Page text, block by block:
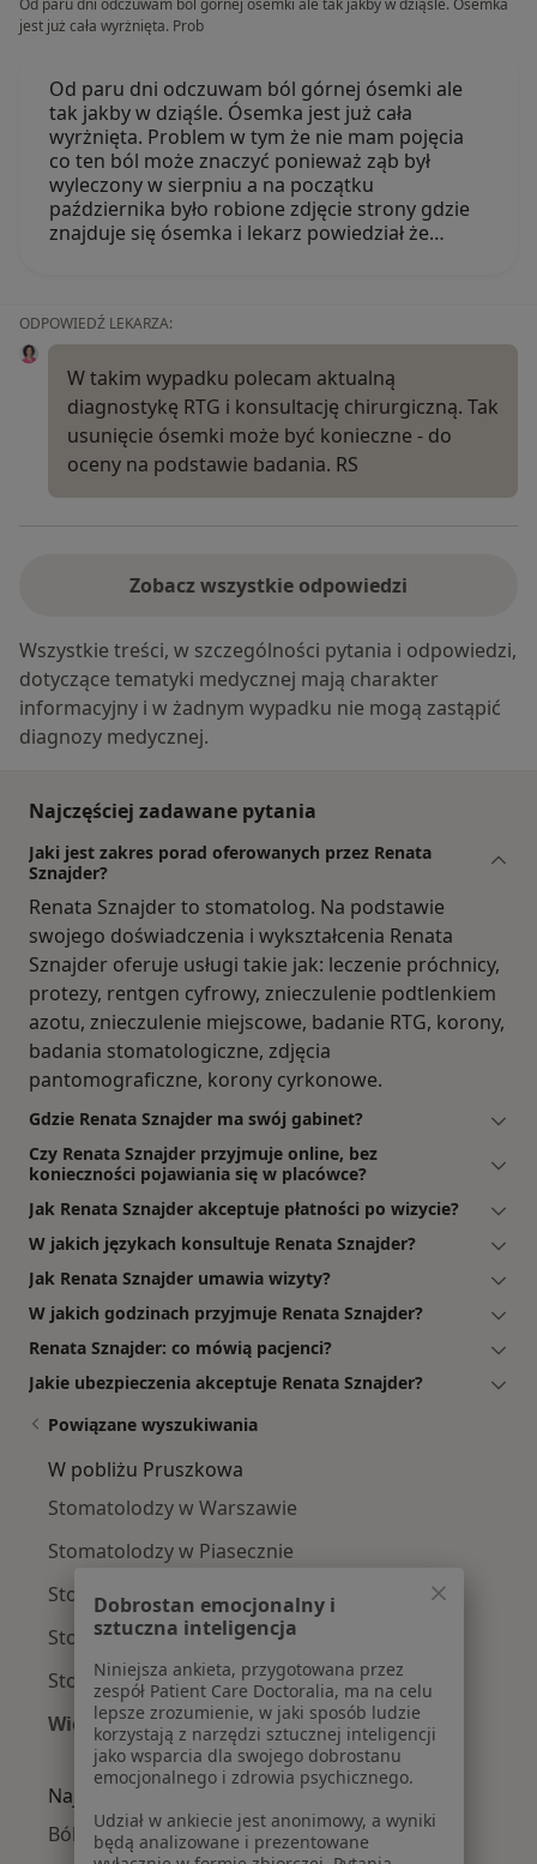
jest już cała wyrżnięta. Prob
Od paru dni odczuwam ból górnej ósemki ale
tak jakby w dziąśle. Ósemka jest już cała
wyrżnięta. Problem w tym że nie mam pojęcia
co ten ból może znaczyć ponieważ ząb był
wyleczony w sierpniu a na początku
października było robione zdjęcie strony gdzie
znajduje się ósemka i lekarz powiedział że…
ODPOWIEDŹ LEKARZA:
W takim wypadku polecam aktualną
diagnostykę RTG i konsultację chirurgiczną. Tak
usunięcie ósemki może być konieczne - do
oceny na podstawie badania. RS
Zobacz wszystkie odpowiedzi
Wszystkie treści, w szczególności pytania i odpowiedzi,
dotyczące tematyki medycznej mają charakter
informacyjny i w żadnym wypadku nie mogą zastąpić
diagnozy medycznej.
Najczęściej zadawane pytania
Jaki jest zakres porad oferowanych przez Renata
Sznajder?
Renata Sznajder to stomatolog. Na podstawie
swojego doświadczenia i wykształcenia Renata
Sznajder oferuje usługi takie jak: leczenie próchnicy,
protezy, rentgen cyfrowy, znieczulenie podtlenkiem
azotu, znieczulenie miejscowe, badanie RTG, korony,
badania stomatologiczne, zdjęcia
pantomograficzne, korony cyrkonowe.
Gdzie Renata Sznajder ma swój gabinet?
Czy Renata Sznajder przyjmuje online, bez
konieczności pojawiania się w placówce?
Jak Renata Sznajder akceptuje płatności po wizycie?
W jakich językach konsultuje Renata Sznajder?
Jak Renata Sznajder umawia wizyty?
W jakich godzinach przyjmuje Renata Sznajder?
Renata Sznajder: co mówią pacjenci?
Jakie ubezpieczenia akceptuje Renata Sznajder?
Powiązane wyszukiwania
W pobliżu Pruszkowa
Stomatolodzy w Warszawie
Stomatolodzy w Piasecznie
Stomatolodzy w Legionowie
Stomatolodzy w Mińsku Mazowieckim
Stomatolodzy w Markach
Więcej (14)
Więcej w kategorii: W pobliżu Pruszkowa
Najczęście leczone choroby
Ból zęba w Pruszkowie
Dobrostan emocjonalny i
sztuczna inteligencja
Niniejsza ankieta, przygotowana przez
zespół Patient Care Doctoralia, ma na celu
lepsze zrozumienie, w jaki sposób ludzie
korzystają z narzędzi sztucznej inteligencji
jako wsparcia dla swojego dobrostanu
emocjonalnego i zdrowia psychicznego.
Udział w ankiecie jest anonimowy, a wyniki
będą analizowane i prezentowane